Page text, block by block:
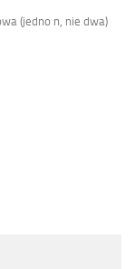
(jedno n, nie dwa)